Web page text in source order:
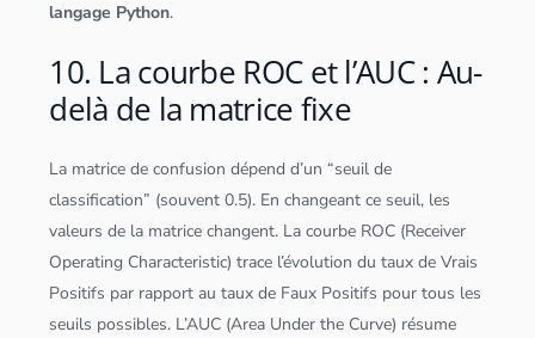
langage Python.
10. La courbe ROC et l’AUC : Au-
delà de la matrice fixe
La matrice de confusion dépend d’un “seuil de
classification” (souvent 0.5). En changeant ce seuil, les
valeurs de la matrice changent. La courbe ROC (Receiver
Operating Characteristic) trace l’évolution du taux de Vrais
Positifs par rapport au taux de Faux Positifs pour tous les
seuils possibles. L’AUC (Area Under the Curve) résume